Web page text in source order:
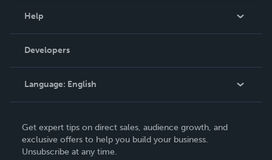
Podcast
Help
Order Lookup
Knowledge Base
Contact Support
Developers
Language: English
Deutsch
Français
Get expert tips on direct sales, audience growth, and
exclusive offers to help you build your business.
Unsubscribe at any time.